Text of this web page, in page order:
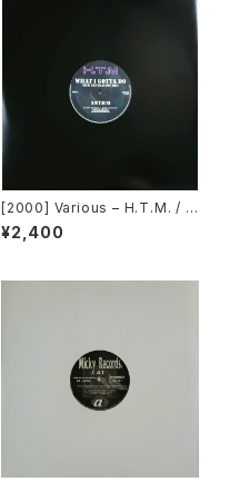
[2000] Various – H.T.M. / B
ack To "Disco" Request 0
0.00.13 [Avex Trax]
¥2,400